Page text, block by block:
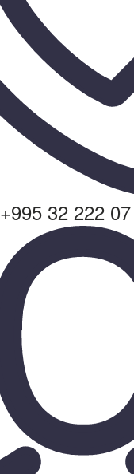
+995 32 222